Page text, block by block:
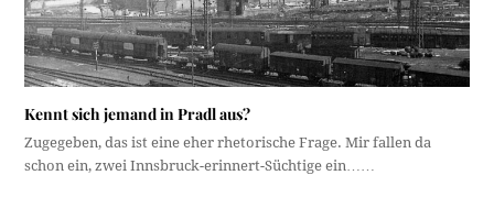
Kennt sich jemand in Pradl aus?
Zugegeben, das ist eine eher rhetorische Frage. Mir fallen da
schon ein, zwei Innsbruck-erinnert-Süchtige ein……